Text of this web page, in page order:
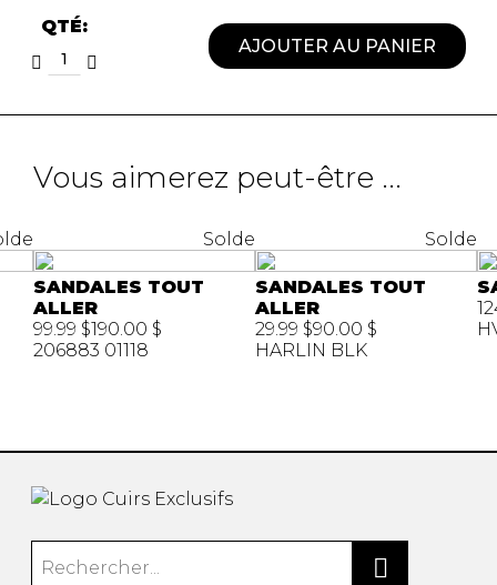
QTÉ:
AJOUTER AU PANIER
Vous aimerez peut-être ...
Solde
SANDALES TOUT
ALLER
99.99 $190.00 $
206883 01118
Solde
SANDALES TOUT
ALLER
29.99 $90.00 $
HARLIN BLK